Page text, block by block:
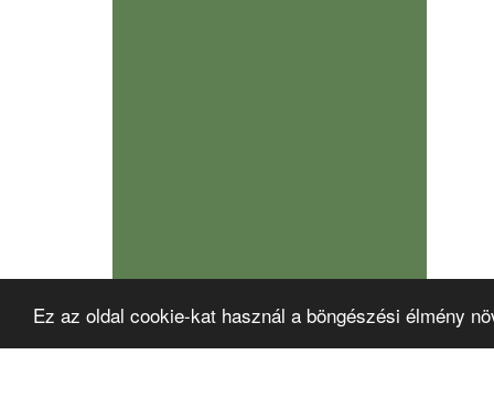
Ez az oldal cookie-kat használ a böngészési élmény